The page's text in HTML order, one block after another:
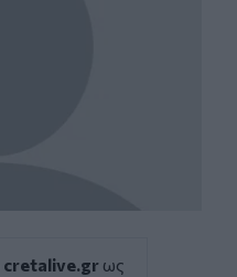
cretalive.gr ως